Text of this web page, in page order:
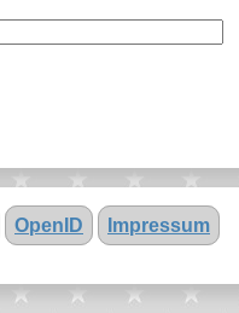
OpenID Impressum